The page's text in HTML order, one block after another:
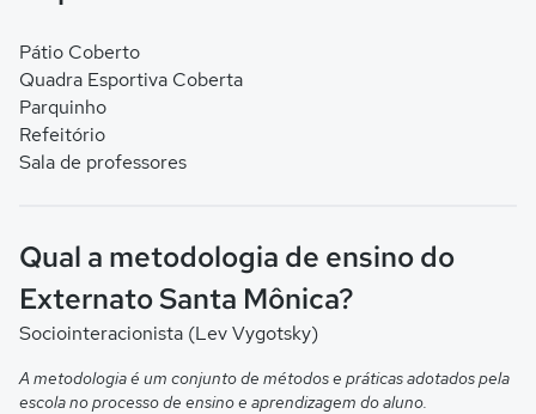
Pátio Coberto
Quadra Esportiva Coberta
Parquinho
Refeitório
Sala de professores
Qual a metodologia de ensino do
Externato Santa Mônica?
Sociointeracionista (Lev Vygotsky)
A metodologia é um conjunto de métodos e práticas adotados pela
escola no processo de ensino e aprendizagem do aluno.